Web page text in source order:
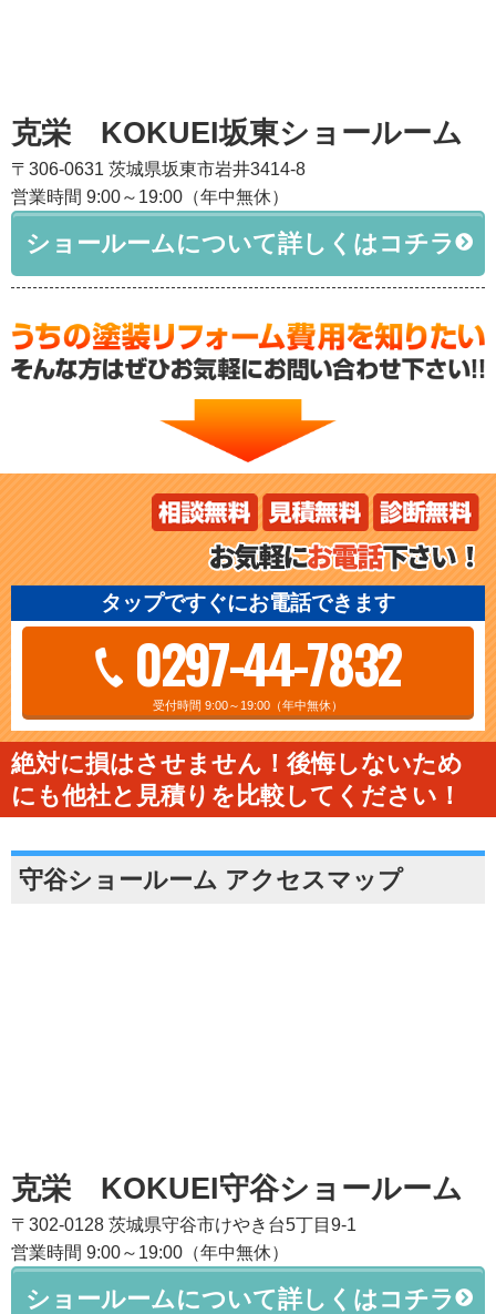
克栄 KOKUEI坂東ショールーム
〒306-0631 茨城県坂東市岩井3414-8
営業時間 9:00～19:00（年中無休）
ショールームについて詳しくはコチラ
タップですぐにお電話できます
0297-44-7832
受付時間 9:00～19:00（年中無休）
絶対に損はさせません！後悔しないため
にも他社と見積りを比較してください！
守谷ショールーム アクセスマップ
克栄 KOKUEI守谷ショールーム
〒302-0128 茨城県守谷市けやき台5丁目9-1
営業時間 9:00～19:00（年中無休）
ショールームについて詳しくはコチラ